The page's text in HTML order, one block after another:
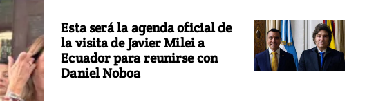
Esta será la agenda oficial de
la visita de Javier Milei a
Ecuador para reunirse con
Daniel Noboa